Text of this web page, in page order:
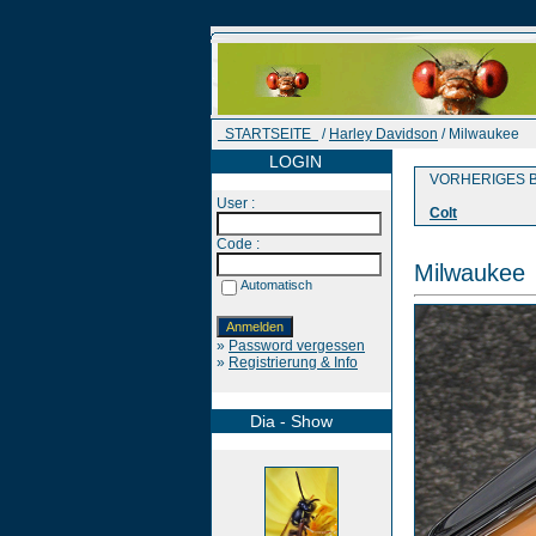
STARTSEITE / Harley Davidson / Milwaukee
LOGIN
User :
Code :
Automatisch
» Password vergessen
» Registrierung & Info
Dia - Show
VORHERIGES
Colt
Milwaukee